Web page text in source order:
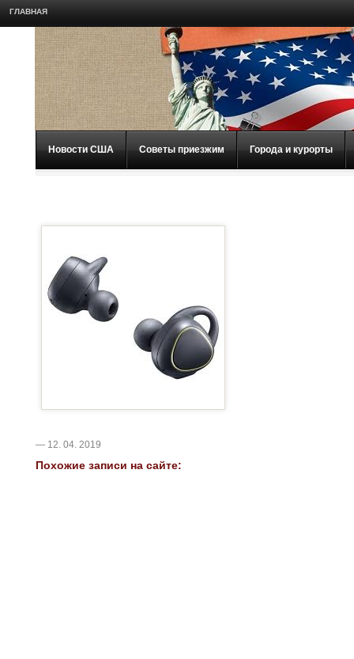
ГЛАВНАЯ
Новости США Советы приезжим Города и курорты
— 12. 04. 2019
Похожие записи на сайте: